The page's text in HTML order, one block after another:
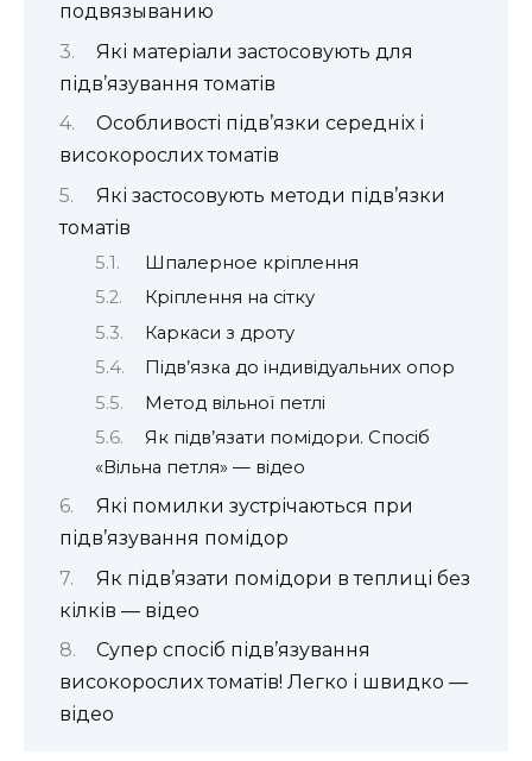
подвязыванию
Які матеріали застосовують для
підв’язування томатів
Особливості підв’язки середніх і
високорослих томатів
Які застосовують методи підв’язки
томатів
Шпалерное кріплення
Кріплення на сітку
Каркаси з дроту
Підв’язка до індивідуальних опор
Метод вільної петлі
Як підв’язати помідори. Спосіб
«Вільна петля» — відео
Які помилки зустрічаються при
підв’язування помідор
Як підв’язати помідори в теплиці без
кілків — відео
Супер спосіб підв’язування
високорослих томатів! Легко і швидко —
відео